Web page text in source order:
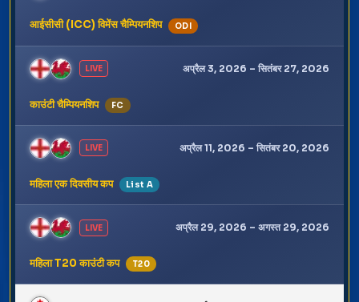
आईसीसी (ICC) विमेंस चैम्पियनशिप ODI
काउंटी चैम्पियनशिप FC
अप्रैल 3, 2026 – सितंबर 27, 2026
LIVE
महिला एक दिवसीय कप List A
अप्रैल 11, 2026 – सितंबर 20, 2026
LIVE
महिला T20 काउंटी कप T20
अप्रैल 29, 2026 – अगस्त 29, 2026
LIVE